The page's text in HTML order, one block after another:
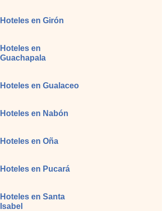
Hoteles en Girón
Hoteles en
Guachapala
Hoteles en Gualaceo
Hoteles en Nabón
Hoteles en Oña
Hoteles en Pucará
Hoteles en Santa
Isabel